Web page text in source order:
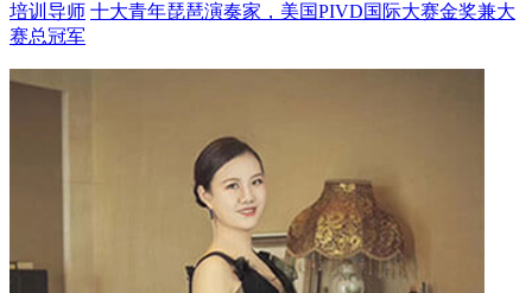
培训导师 十大青年琵琶演奏家，美国PIVD国际大赛金奖兼大
赛总冠军